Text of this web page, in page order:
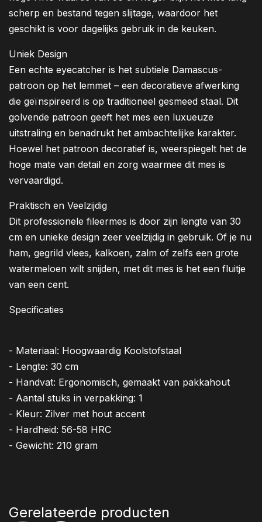
scherp en bestand tegen slijtage, waardoor het
geschikt is voor dagelijks gebruik in de keuken.
Uniek Design
Een echte eyecatcher is het subtiele Damascus-
patroon op het lemmet – een decoratieve afwerking
die geïnspireerd is op traditioneel gesmeed staal. Dit
golvende patroon geeft het mes een luxueuze
uitstraling en benadrukt het ambachtelijke karakter.
Hoewel het patroon decoratief is, weerspiegelt het de
hoge mate van detail en zorg waarmee dit mes is
vervaardigd.
Praktisch en Veelzijdig
Dit professionele fileermes is door zijn lengte van 30
cm en unieke design zeer veelzijdig in gebruik. Of je nu
ham, gegrild vlees, kalkoen, zalm of zelfs een grote
watermeloen wilt snijden, met dit mes is het een fluitje
van een cent.
Specificaties
- Materiaal: Hoogwaardig Koolstofstaal
- Lengte: 30 cm
- Handvat: Ergonomisch, gemaakt van pakkahout
- Aantal stuks in verpakking: 1
- Kleur: Zilver met hout accent
- Hardheid: 56-58 HRC
- Gewicht: 210 gram
Gerelateerde producten